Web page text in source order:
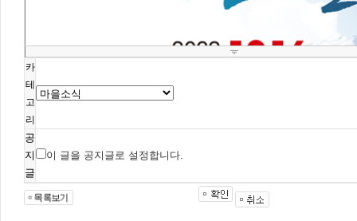
카
테
고
리
공
지
글
이 글을 공지글로 설정합니다.